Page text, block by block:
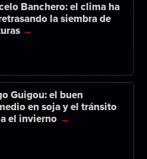
Banchero: el clima ha
la siembra de
Guigou: el buen
en soja y el tránsito
el invierno